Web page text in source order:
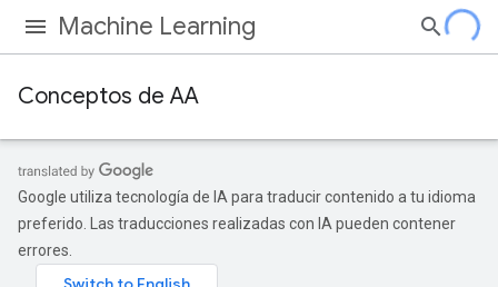
Machine Learning
Conceptos de AA
Google utiliza tecnología de IA para traducir contenido a tu idioma
preferido. Las traducciones realizadas con IA pueden contener
errores.